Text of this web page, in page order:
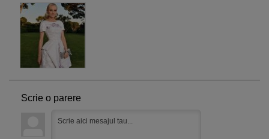
Scrie o parere